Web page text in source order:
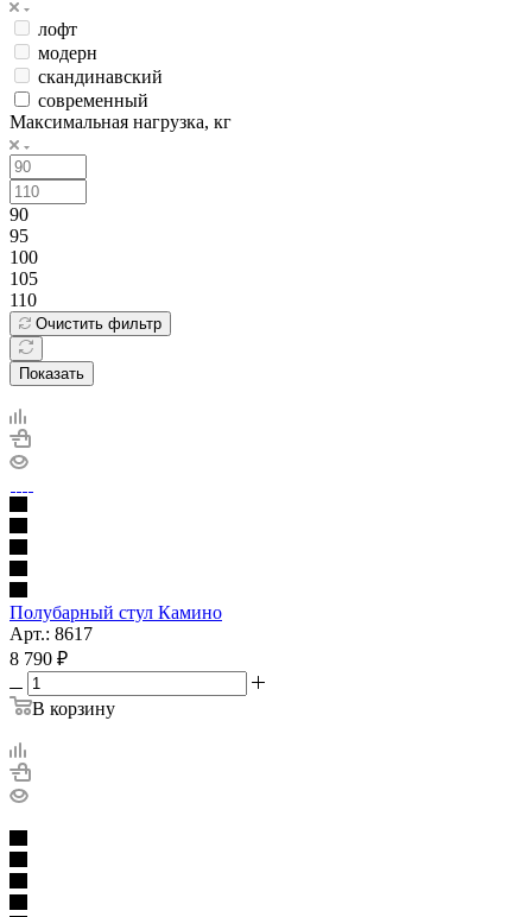
лофт
модерн
скандинавский
современный
Максимальная нагрузка, кг
90
95
100
105
110
Очистить фильтр
Показать
Полубарный стул Камино
Арт.: 8617
8 790 ₽
В корзину